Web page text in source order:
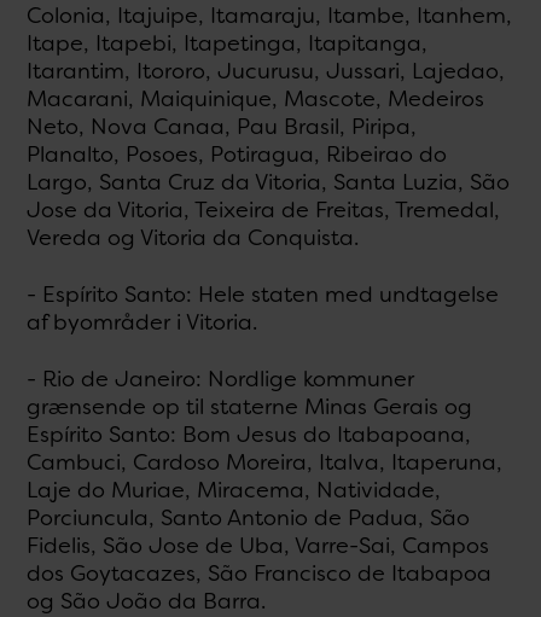
Colonia, Itajuipe, Itamaraju, Itambe, Itanhem,
Itape, Itapebi, Itapetinga, Itapitanga,
Itarantim, Itororo, Jucurusu, Jussari, Lajedao,
Macarani, Maiquinique, Mascote, Medeiros
Neto, Nova Canaa, Pau Brasil, Piripa,
Planalto, Posoes, Potiragua, Ribeirao do
Largo, Santa Cruz da Vitoria, Santa Luzia, São
Jose da Vitoria, Teixeira de Freitas, Tremedal,
Vereda og Vitoria da Conquista.
- Espírito Santo: Hele staten med undtagelse
af byområder i Vitoria.
- Rio de Janeiro: Nordlige kommuner
grænsende op til staterne Minas Gerais og
Espírito Santo: Bom Jesus do Itabapoana,
Cambuci, Cardoso Moreira, Italva, Itaperuna,
Laje do Muriae, Miracema, Natividade,
Porciuncula, Santo Antonio de Padua, São
Fidelis, São Jose de Uba, Varre-Sai, Campos
dos Goytacazes, São Francisco de Itabapoa
og São João da Barra.